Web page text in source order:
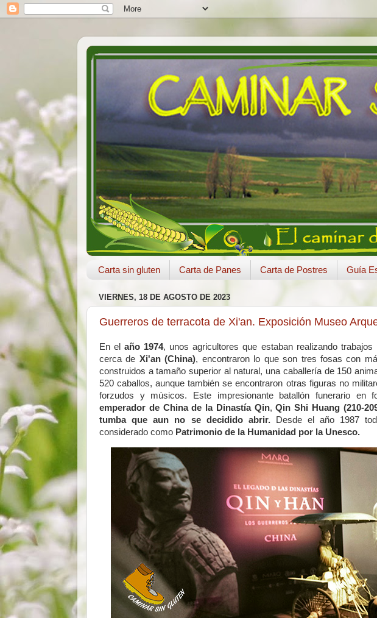
Carta sin gluten Carta de Panes Carta de Postres Guía
VIERNES, 18 DE AGOSTO DE 2023
Guerreros de terracota de Xi'an. Exposición Museo
En elaño 1974, unos agricultores que estaban realizando
cerca de Xi'an (China), encontraron lo que son tres fosas con
construidos a tamaño superior al natural,​ una caballería de 150
520 caballos,​ aunque también se encontraron otras figuras no
forzudos y músicos. Este impresionante batallón funerario en
emperador de China de la Dinastía Qin,Qin Shi Huang (210-
tumba que aun no se decidido abrir.
Desde el año 1987
considerado como Patrimonio de la Humanidad por la Unesco.